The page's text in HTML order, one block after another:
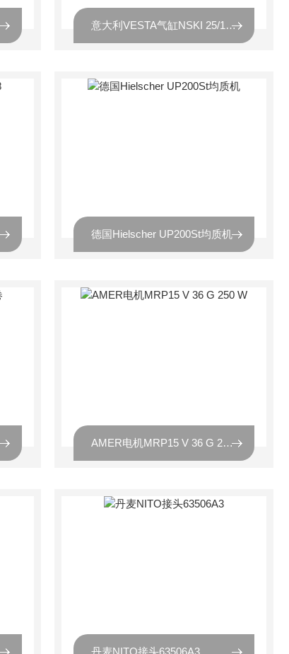
意大利VESTA气缸NSKI 25/125 M
德国Hielscher UP200St均质机
AMER电机MRP15 V 36 G 250 W
丹麦NITO接头63506A3